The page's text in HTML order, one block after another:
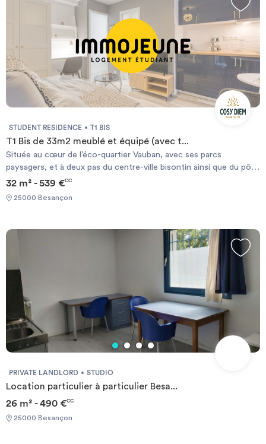
cette opportunité de faire partie de notre communauté
dynamique et chaleureuse !
STUDENT RESIDENCE T1 BIS
T1 Bis de 33m2 meublé et équipé (avec t...
Située au cœur de l’éco-quartier Vauban, avec ses parcs
paysagers, et à deux pas du centre-ville bisontin ainsi que du pôle
d’échanges multimodal de la gare de la Viotte, notre résidence
combine praticité et qualité de vie. Cosy Diem Besançon propose
des logements étudiants modernes dans un environnement calme,
conviviaux, de services adaptés, et d’une localisation parfaite
pour vivre une expérience étudiante unique. Ne manquez pas
cette opportunité de faire partie de notre communauté
dynamique et chaleureuse !
32 m² - 539 €CC
25000 Besançon
PRIVATE LANDLORD STUDIO
Location particulier à particulier Besa...
26 m² - 490 €CC
25000 Besançon